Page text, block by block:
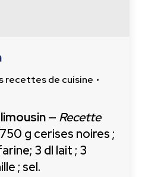
recettes de cuisine
— Recette
g cerises noires ;
3 dl lait ; 3
; sel.